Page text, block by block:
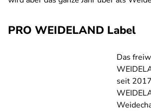
PRO WEIDELAND Label
Das
seit